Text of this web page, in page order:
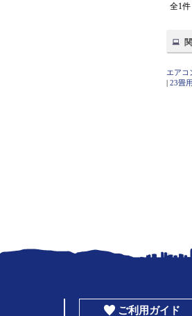
全1件
エアコ
| 23畳
ご利用ガイド